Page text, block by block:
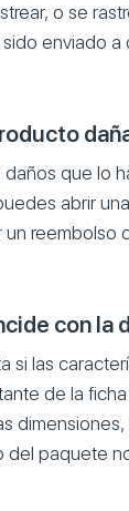
o se
enviado a
que lo
abrir
reembolso
con la
si las
de la
paquete